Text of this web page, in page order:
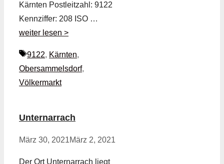
Kärnten Postleitzahl: 9122
Kennziffer: 208 ISO …
weiter lesen >
Schlagwörter
9122, Kärnten,
Obersammelsdorf,
Völkermarkt
Unternarrach
März 30, 2021März 2, 2021
Der Ort Unternarrach liegt